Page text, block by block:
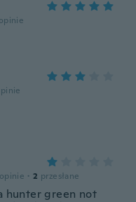
opinie
opinie · 2 przesłane
hunter green not